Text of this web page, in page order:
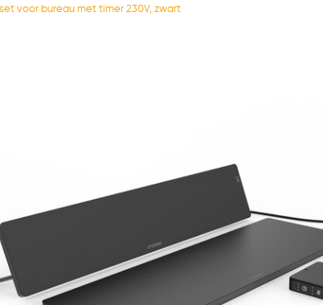
voor bureau met timer 230V, zwart